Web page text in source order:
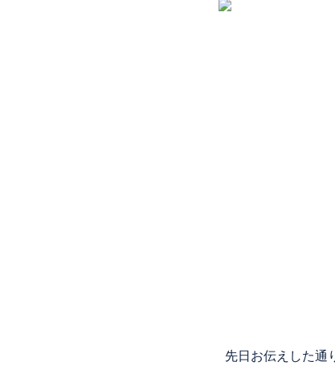
先日お伝えした通